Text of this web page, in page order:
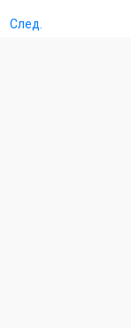
След.